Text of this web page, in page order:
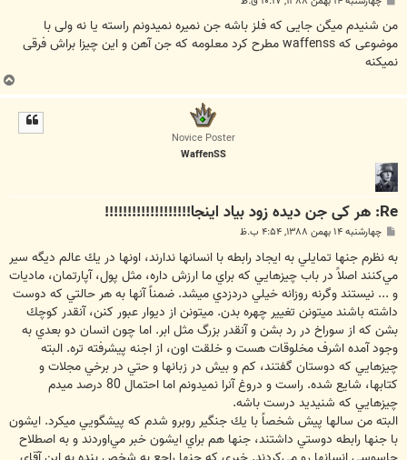
ت
من شنیدم میگن جایی که فلز باشه جن نمیره نمیدونم راسته یا نه ولی با
موضوعی که waffenss مطرح کرد معلومه که جن آهن و این چیزا براش فرقی
نمیکنه
ب
ا
Novice Poster
WaffenSS
Re: هر کی جن دیده زود بیاد اینجا!!!!!!!!!!!!!!!!!!!
پ
ت
چهارشنبه ۱۴ بهمن ۱۳۸۸, ۴:۵۴ ب.ظ
به نظرم جنها تمايلي به ايجاد رابطه با انسانها ندارند، اونها در يك عالم ديگه سير
مي‌كنند اصلاً در باب چيزهايي كه براي ما ارزش داره، مثل پول، آپارتمان، ماديات
و ... نيستند وگرنه روزانه خيلي دردزدي ميشد. ضمناً آنها به هر حالتي كه دوست
داشته باشند ميتونن تغيير چهره بدن. ميتونن از ديوار عبور كنن، آنقدر كوچك
بشن كه از سوراخ در رد بشن و آنقدر بزرگ مثل ابر. اما چون انسان دو بعدي به
وجود آمده اشرف مخلوقات هست و خلقت اون، از اجنه پيشرفته تره. البته
چيزهايي كه دوستان گفتند، كم و بيش در زبانها و حتي در برخي مجلات و
كتابها، شايع شده. راست و دروغ آنرا نميدونم اما احتمال 80 درصد ميدم
چيزهايي كه شنيديد درست باشه.
البته من سالها پيش شخصاً با يك جنگير روبرو شدم كه پيشگويي ميكرد. ايشون
با جنها رابطه دوستي داشتند، جنها هم براي ايشون خبر مي‌اوردند و به اصطلاح